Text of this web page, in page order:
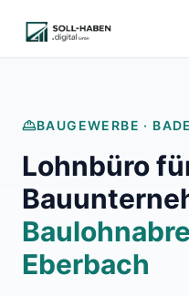
BAUGEWERBE ·
Lohnbüro
Eberbach
Finanzbuchhaltung
E-Rechnung und Peppol
Branchenlösungen
Helpdesk und Tools
Alle Standorte
Über uns
Kontakt
Häufige Fragen FAQ
Blog